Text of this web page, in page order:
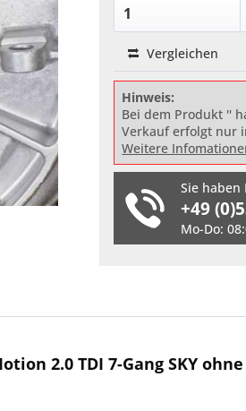
Vergleichen
Hinweis:
Bei dem Produkt ''
Verkauf erfolgt nur
Weitere
Sie haben
+49
Mo-Do:
2.0 TDI 7-Gang SKY